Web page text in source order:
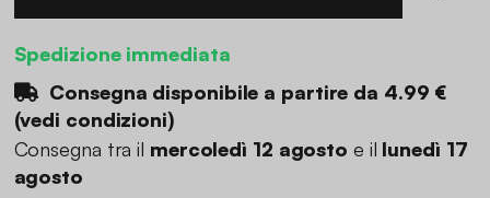
Spedizione immediata
Consegna disponibile a partire da 4.99 €
(vedi condizioni)
Consegna tra il mercoledì 12 agosto e il lunedì 17
agosto